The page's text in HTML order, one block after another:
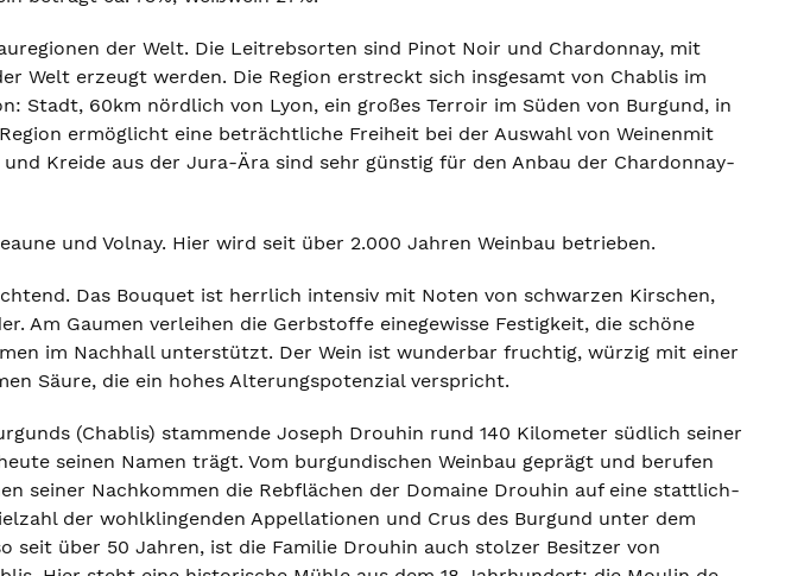
der Welt. Die Leitrebsorten sind Pinot Noir und Chardonnay, mit
Welt erzeugt werden. Die Region erstreckt sich insgesamt von Chablis im
Stadt, 60km nördlich von Lyon, ein großes Terroir im Süden von Burgund, in
ermöglicht eine beträchtliche Freiheit bei der Auswahl von Weinenmit
Kreide aus der Jura-Ära sind sehr günstig für den Anbau der Chardonnay-
und Volnay. Hier wird seit über 2.000 Jahren Weinbau betrieben.
Das Bouquet ist herrlich intensiv mit Noten von schwarzen Kirschen,
Am Gaumen verleihen die Gerbstoffe einegewisse Festigkeit, die schöne
im Nachhall unterstützt. Der Wein ist wunderbar fruchtig, würzig mit einer
Säure, die ein hohes Alterungspotenzial verspricht.
(Chablis) stammende Joseph Drouhin rund 140 Kilometer südlich seiner
seinen Namen trägt. Vom burgundischen Weinbau geprägt und berufen
seiner Nachkommen die Rebflächen der Domaine Drouhin auf eine stattlich-
der wohlklingenden Appellationen und Crus des Burgund unter dem
seit über 50 Jahren, ist die Familie Drouhin auch stolzer Besitzer von